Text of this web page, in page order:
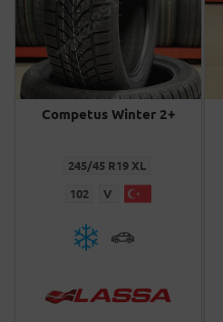
Competus Winter 2+
245/45 R19 XL
102 V